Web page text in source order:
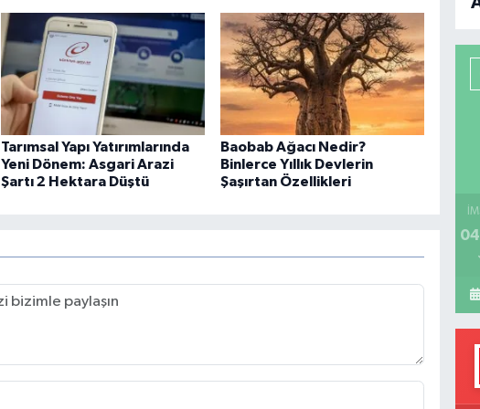
Tarımsal Yapı Yatırımlarında
Yeni Dönem: Asgari Arazi
Şartı 2 Hektara Düştü
Baobab Ağacı Nedir?
Binlerce Yıllık Devlerin
Şaşırtan Özellikleri